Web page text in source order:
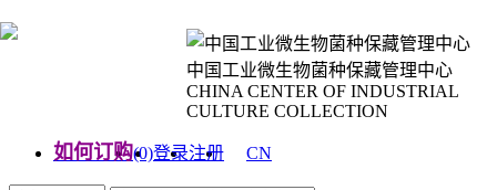
中国工业微生物菌种保藏管理中心
CHINA CENTER OF INDUSTRIAL
CULTURE COLLECTION
如何订购(0)登录注册
CN